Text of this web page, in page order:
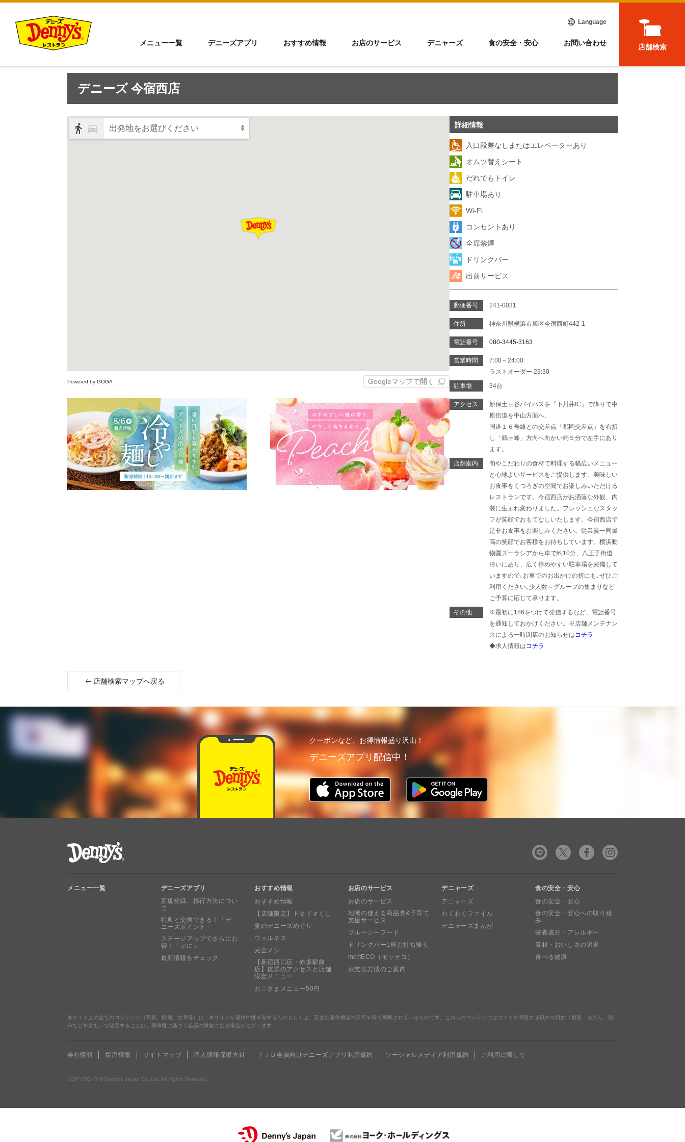
メニュー一覧 デニーズアプリ おすすめ情報 お店のサービス デニャーズ 食の安全・安心 お問い合わせ
Language
店舗検索
デニーズ 今宿西店
出発地をお選びください
Powered by GOGA Googleマップで開く
詳細情報
入口段差なしまたはエレベーターあり
オムツ替えシート
だれでもトイレ
駐車場あり
Wi-Fi
コンセントあり
全席禁煙
ドリンクバー
出前サービス
郵便番号 241-0031
住所 神奈川県横浜市旭区今宿西町442-1
電話番号 080-3445-3163
営業時間
7:00～24:00
ラストオーダー 23:30
駐車場
34台
アクセス
新保土ヶ谷バイパスを「下川井IC」で降りて中
原街道を中山方面へ、
国道１６号線との交差点「都岡交差点」を右折
し「鶴ヶ峰」方向へ向かい約５分で左手にあり
ます。
店舗案内
旬やこだわりの食材で料理する幅広いメニュー
と心地よいサービスをご提供します。美味しい
お食事をくつろぎの空間でお楽しみいただける
レストランです。今宿西店がお洒落な外観、内
装に生まれ変わりました。フレッシュなスタッ
フが笑顔でおもてなしいたします。今宿西店で
是非お食事をお楽しみください。従業員一同最
高の笑顔でお客様をお待ちしています。横浜動
物園ズーラシアから車で約10分、八王子街道
沿いにあり、広く停めやすい駐車場を完備して
いますので､お車でのお出かけの折にも､ぜひご
利用ください｡少人数～グループの集まりなど
ご予算に応じて承ります。
その他
※最初に186をつけて発信するなど、電話番号
を通知しておかけください。※店舗メンテナン
スによる一時閉店のお知らせはコチラ
◆求人情報はコチラ
店舗検索マップへ戻る
クーポンなど、お得情報盛り沢山！
デニーズアプリ配信中！
メニュー一覧
デニーズアプリ
新規登録、移行方法につい
て
特典と交換できる！「デ
ニーズポイント」
ステージアップでさらにお
得！「ぷに」
最新情報をチェック
おすすめ情報
おすすめ情報
【店舗限定】ドキドキくじ
夏のデニーズめぐり
ウェルネス
完全メシ
【新宿西口店・赤坂駅前
店】抜群のアクセスと店舗
限定メニュー
おこさまメニュー50円
お店のサービス
お店のサービス
地域の使える商品券&子育て
支援サービス
ブルーシーフード
ドリンクバー1杯お持ち帰り
mottECO（モッテコ）
お支払方法のご案内
デニャーズ
デニャーズ
わくわくファイル
デニャーズまんが
食の安全・安心
食の安全・安心
食の安全・安心への取り組
み
栄養成分・アレルギー
素材・おいしさの追求
食べる健康
本サイト上の全てのコンテンツ（写真、動画、文章等）は、本サイトが著作件権を有するものもしくは、正当な著作権者の許可を得て掲載されているものです。これらのコンテンツはサイトを閲覧する以外の目的（複製、改ざん、頒
布などを含む）で使用することは、著作権に基づく処罰の対象になる場合がございます。
会社情報 採用情報 サイトマップ 個人情報保護方針 ７ｉＤ会員向けデニーズアプリ利用規約 ソーシャルメディア利用規約 ご利用に際して
COPYRIGHT © Denny’s Japan Co.,Ltd. All Rights Reserved.